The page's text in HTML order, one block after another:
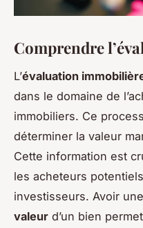
Comprendre
L’évaluation
dans le domaine de
immobiliers. Ce
déterminer la valeur
Cette information est
les acheteurs
investisseurs. Avoir une
valeur d’un bien